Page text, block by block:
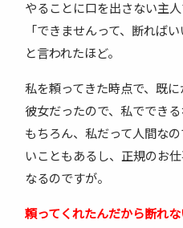
やることに口を出さない主
「できませんって、断ればい
と言われたほど。
私を頼ってきた時点で、既
彼女だったので、私でできる
もちろん、私だって人間な
いこともあるし、正規のお
なるのですが。
頼ってくれたんだから断れな